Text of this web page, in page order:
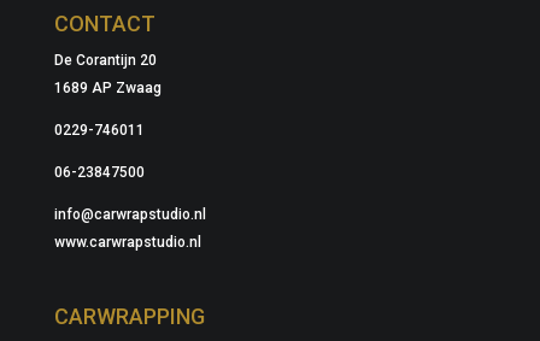
CONTACT
De Corantijn 20
1689 AP Zwaag
0229-746011
06-23847500
info@carwrapstudio.nl
www.carwrapstudio.nl
CARWRAPPING